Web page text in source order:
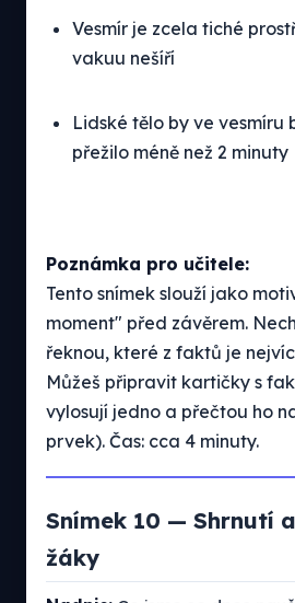
Vesmír je zcela tiché
vakuu nešíří
Lidské tělo by ve vesmíru
přežilo méně než 2 minuty
Poznámka pro učitele:
Tento snímek slouží jako
moment" před závěrem.
řeknou, které z faktů je
Můžeš připravit kartičky s
vylosují jedno a přečtou ho
prvek). Čas: cca 4 minuty.
Snímek 10 — Shrnutí
žáky